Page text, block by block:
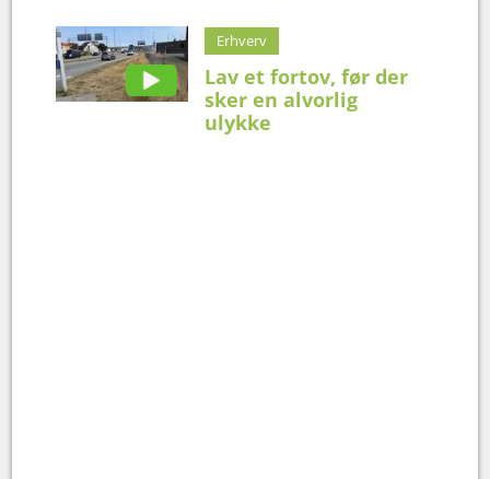
Erhverv
Lav et fortov, før der
sker en alvorlig
ulykke